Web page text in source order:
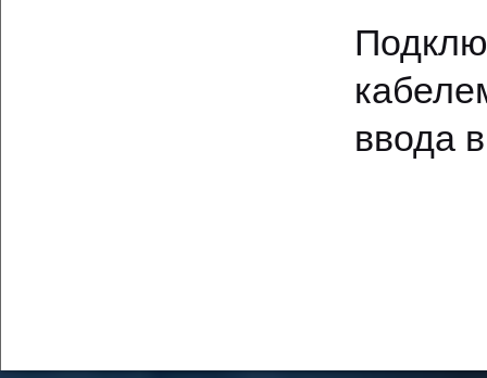
ввода